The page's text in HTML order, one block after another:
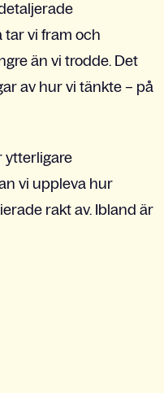
tar vi fram och
än vi trodde. Det
av hur vi tänkte – på
ytterligare
vi uppleva hur
rakt av. Ibland är